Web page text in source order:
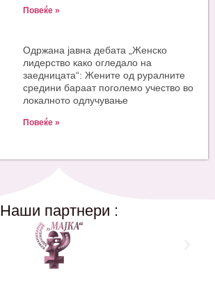
Повеќе »
Одржана јавна дебата „Женско
лидерство како огледало на
заедницата“: Жените од руралните
средини бараат поголемо учество во
локалното одлучување
Повеќе »
Наши партнери :